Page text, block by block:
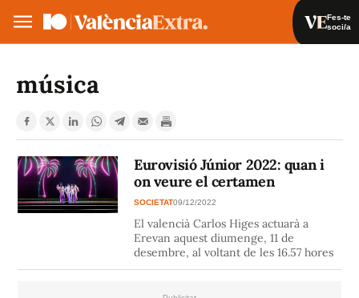
Fes-te
soci/a
VA
música
Eurovisió Júnior 2022: quan i
on veure el certamen
SOCIETAT09/12/2022
El valencià Carlos Higes actuarà a
Erevan aquest diumenge, 11 de
desembre, al voltant de les 16.57 hores